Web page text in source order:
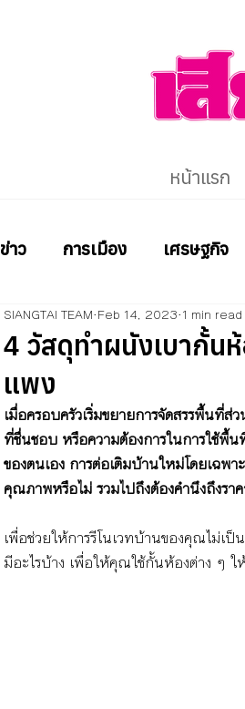
หน้าแรก
ข่าว การเมือง เศรษฐกิจ
4 วัสดุทำผนังเบากั้น
แพง
SIANGTAI TEAM Feb 14, 2023 1 min read
เมื่อครอบครัวเริ่มขยายการจัดสรรพื้นที่
ที่ชื่นชอบ หรือความต้องการในการใช้พื้
ของตนเอง การต่อเติมบ้านใหม่โดยเฉพ
คุณภาพหรือไม่ รวมไปถึงต้องคำนึงถึงรา
เพื่อช่วยให้การรีโนเวทบ้านของคุณไม่เ
มีอะไรบ้าง เพื่อให้คุณใช้กั้นห้องต่าง ๆ